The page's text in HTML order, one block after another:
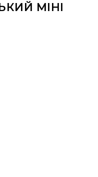
МІНІ
Fun Club